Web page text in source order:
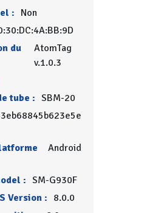
: Non
du
AtomTag
v.1.0.3
tube : SBM-20
Android
: SM-G930F
Version : 8.0.0